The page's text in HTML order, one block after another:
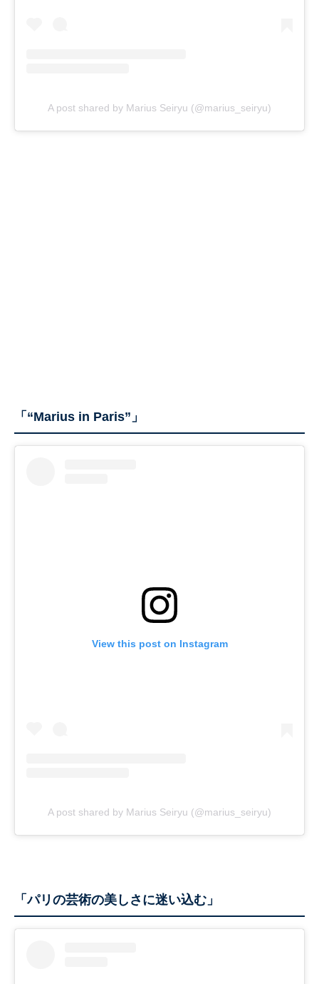
A post shared by Marius Seiryu (@marius_seiryu)
「“Marius in Paris”」
View this post on Instagram
A post shared by Marius Seiryu (@marius_seiryu)
「パリの芸術の美しさに迷い込む」